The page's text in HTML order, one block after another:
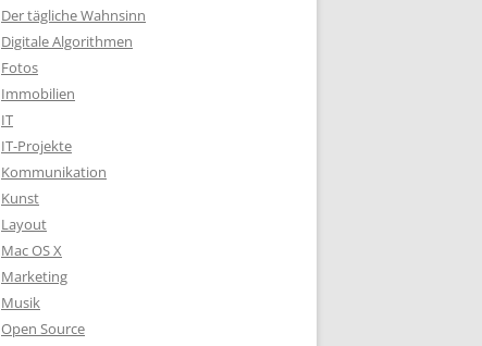
Der tägliche Wahnsinn
Digitale Algorithmen
Fotos
Immobilien
IT
IT-Projekte
Kommunikation
Kunst
Layout
Mac OS X
Marketing
Musik
Open Source